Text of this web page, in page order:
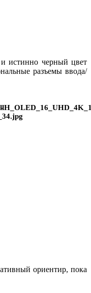
истинно черный цвет
разъемы ввода/
ориентир, пока